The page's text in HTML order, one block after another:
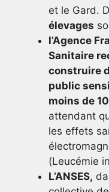
et le Gard.
élevages
l’Agence
Sanitaire
construire
public
moins de
attendant
les effets
(Leucémie
L’ANSES,